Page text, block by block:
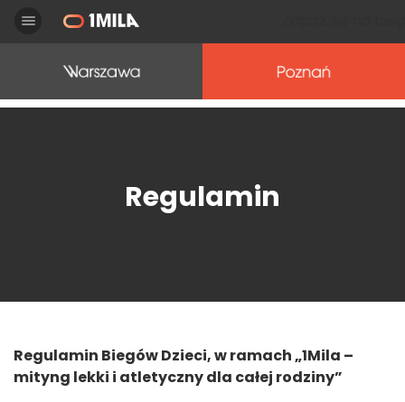
Toggle navigation
Regulamin
Regulamin Biegów Dzieci, w ramach „1Mila –
mityng lekki i atletyczny dla całej rodziny”